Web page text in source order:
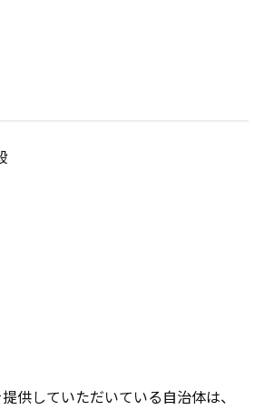
供していただいている自治体は、